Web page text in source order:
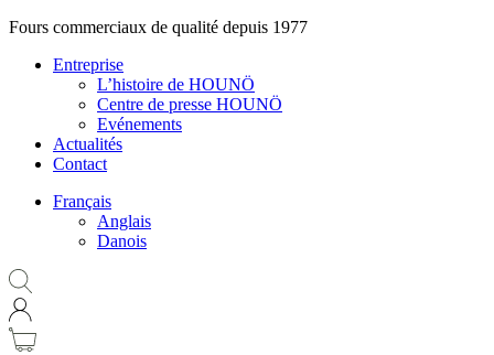
Fours commerciaux de qualité depuis 1977
Entreprise
L’histoire de HOUNÖ
Centre de presse HOUNÖ
Evénements
Actualités
Contact
Français
Anglais
Danois